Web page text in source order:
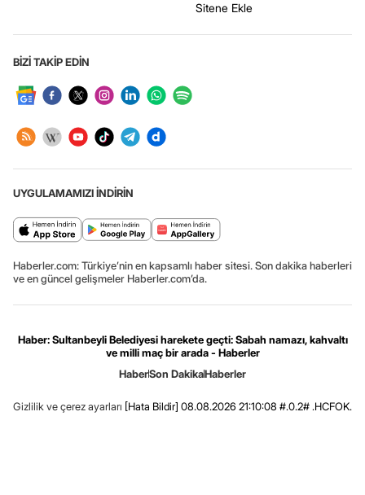
Sitene Ekle
BİZİ TAKİP EDİN
UYGULAMAMIZI İNDİRİN
Haberler.com: Türkiye’nin en kapsamlı haber sitesi. Son dakika haberleri
ve en güncel gelişmeler Haberler.com’da.
Haber: Sultanbeyli Belediyesi harekete geçti: Sabah namazı, kahvaltı
ve milli maç bir arada - Haberler
HaberSon DakikaHaberler
Gizlilik ve çerez ayarları [Hata Bildir] 08.08.2026 21:10:08 #.0.2# .HCFOK.